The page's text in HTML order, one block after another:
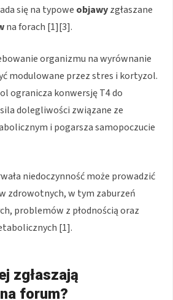
się na typowe objawyzgłaszane
na forach [1][3].
organizmu na wyrównanie
modulowane przez stres i kortyzol.
ogranicza konwersję T4 do
dolegliwości związane ze
i pogarsza samopoczucie
niedoczynność może prowadzić
zdrowotnych, w tym zaburzeń
problemów z płodnością oraz
[1].
zgłaszają
forum?